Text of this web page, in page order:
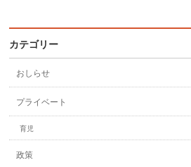
カテゴリー
おしらせ
プライベート
育児
政策